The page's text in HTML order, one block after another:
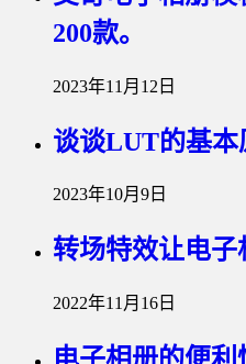
200款。
2023年11月12日
谈谈LUT的基
2023年10月9日
转场特效让电子
2022年11月16日